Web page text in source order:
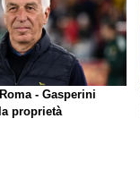
- Gasperini
proprietà